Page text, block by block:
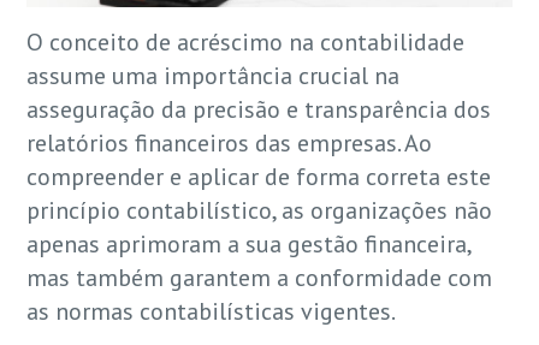
O conceito de acréscimo na contabilidade
assume uma importância crucial na
asseguração da precisão e transparência dos
relatórios financeiros das empresas. Ao
compreender e aplicar de forma correta este
princípio contabilístico, as organizações não
apenas aprimoram a sua gestão financeira,
mas também garantem a conformidade com
as normas contabilísticas vigentes.